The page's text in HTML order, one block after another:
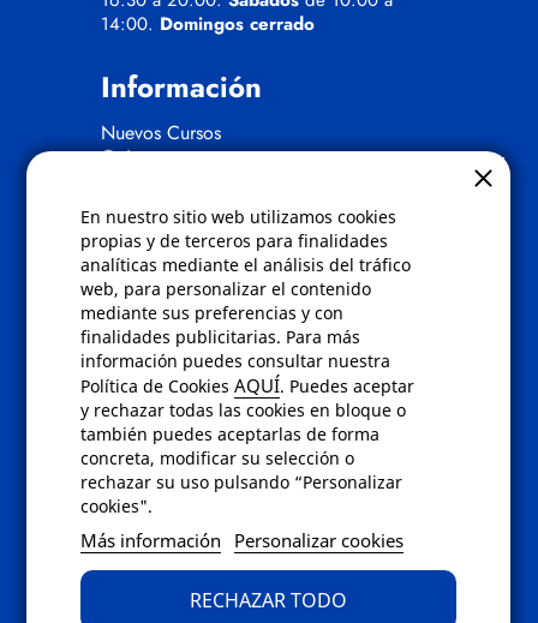
En nuestro sitio web utilizamos cookies
propias y de terceros para finalidades
analíticas mediante el análisis del tráfico
web, para personalizar el contenido
mediante sus preferencias y con
finalidades publicitarias. Para más
información puedes consultar nuestra
Política de CookiesAQUÍ. Puedes aceptar
y rechazar todas las cookies en bloque o
también puedes aceptarlas de forma
concreta, modificar su selección o
rechazar su uso pulsando “Personalizar
cookies".
Más información Personalizar cookies
RECHAZAR TODO
14:00. Domingos cerrado
Información
Nuevos Cursos
Quienes somos
Políticas
Condiciones de compra
Aviso de privacidad
Cookies
Bajas comunicados comerciales
Derecho de desistimiento
Preguntas frecuentes
Contacto
Envíanos un email a
bien rellena nuestroformulario de
contacto